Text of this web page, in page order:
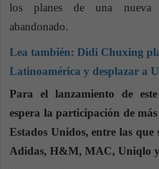
los planes de una nueva
abandonado.
Lea también: Didi Chuxing
Latinoamérica y desplazar a
Para el lanzamiento de
espera la participación de
Estados Unidos, entre las que
Adidas, H&M, MAC, Uniqlo